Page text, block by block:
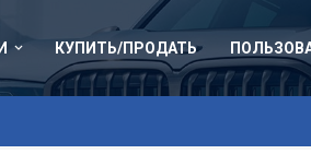
КУПИТЬ/ПРОДАТЬ